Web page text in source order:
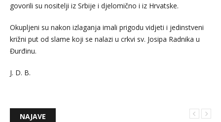
govorili su nositelji iz Srbije i djelomično i iz Hrvatske.
Okupljeni su nakon izlaganja imali prigodu vidjeti i jedinstveni
križni put od slame koji se nalazi u crkvi sv. Josipa Radnika u
Đurđinu.
J. D. B.
NAJAVE